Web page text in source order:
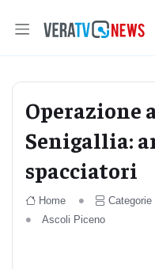
Operazione
Senigallia:
spacciatori
Home Categorie
Ascoli Piceno